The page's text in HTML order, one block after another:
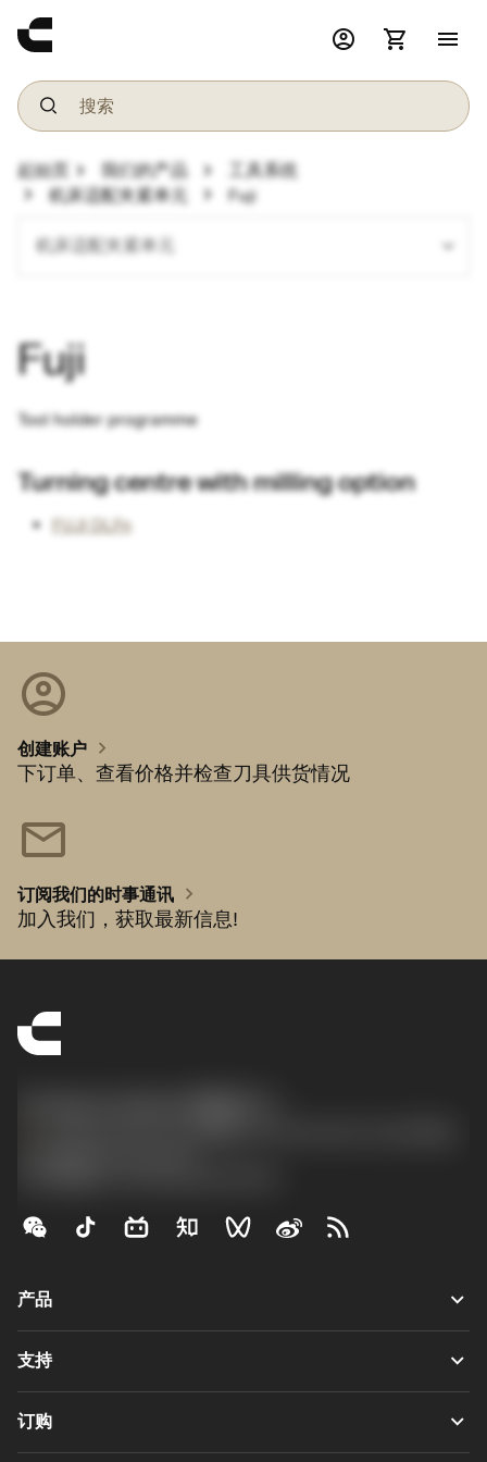
account_circle shopping_cart menu
起始页 chevron_right 我们的产品 chevron_right 工具系统
chevron_right 机床适配夹紧单元 chevron_right Fuji
机床适配夹紧单元 expand_more
Fuji
Tool holder programme
Turning centre with milling option
FUJI DLFn
account_circle
创建账户 chevron_right
下订单、查看价格并检查刀具供货情况
mail
订阅我们的时事通讯 chevron_right
加入我们，获取最新信息!
产品 keyboard_arrow_down
所有软件
翻新
支持 keyboard_arrow_down
分销商和专业人士
订购 keyboard_arrow_down